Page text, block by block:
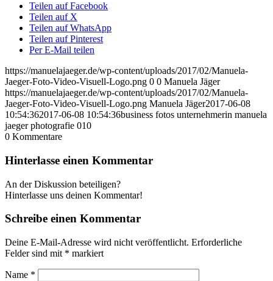
Teilen auf Facebook
Teilen auf X
Teilen auf WhatsApp
Teilen auf Pinterest
Per E-Mail teilen
https://manuelajaeger.de/wp-content/uploads/2017/02/Manuela-
Jaeger-Foto-Video-Visuell-Logo.png 0 0 Manuela Jäger
https://manuelajaeger.de/wp-content/uploads/2017/02/Manuela-
Jaeger-Foto-Video-Visuell-Logo.png Manuela Jäger2017-06-08
10:54:362017-06-08 10:54:36business fotos unternehmerin manuela
jaeger photografie 010
0 Kommentare
Hinterlasse einen Kommentar
An der Diskussion beteiligen?
Hinterlasse uns deinen Kommentar!
Schreibe einen Kommentar
Deine E-Mail-Adresse wird nicht veröffentlicht. Erforderliche
Felder sind mit * markiert
Name *